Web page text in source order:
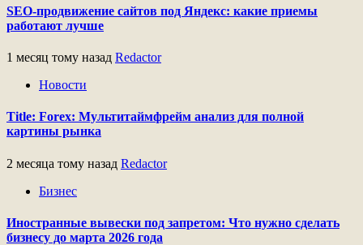
SEO-продвижение сайтов под Яндекс: какие приемы
работают лучше
1 месяц тому назад Redactor
Новости
Title: Forex: Мультитаймфрейм анализ для полной
картины рынка
2 месяца тому назад Redactor
Бизнес
Иностранные вывески под запретом: Что нужно сделать
бизнесу до марта 2026 года